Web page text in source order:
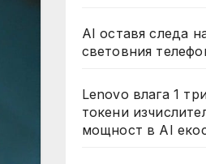
AI оставя следа
световния
Lenovo влага 1
токени
мощност в AI